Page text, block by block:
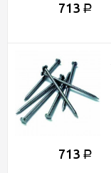
713 Р
713 Р